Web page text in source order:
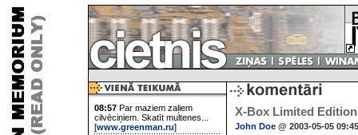
08:57 Par maziem zaļiem
cilvēciņiem. Skatīt multenes...
[www.greenman.ru]
X-Box Limited Edition
John Doe @ 2003-05-05 09:45